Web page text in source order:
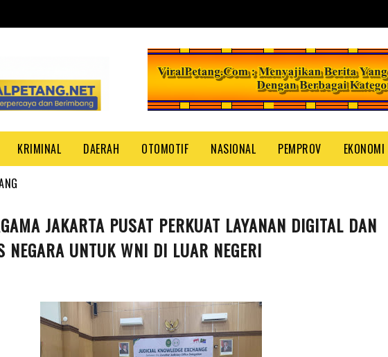
KRIMINAL DAERAH OTOMOTIF NASIONAL PEMPROV EKONOMI
JAKARTA PUSAT PERKUAT LAYANAN DIGITAL DAN
NEGARA UNTUK WNI DI LUAR NEGERI